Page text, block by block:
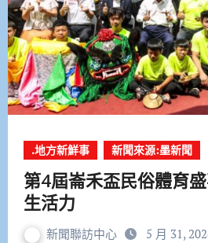
.地方新鮮事 新聞來源:墨新聞
第4屆崙禾盃民俗體育
生活力
新聞聯訪中心 5 月 31,